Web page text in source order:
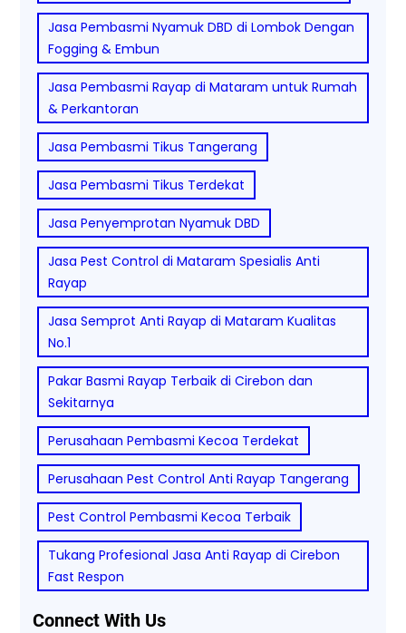
Jasa Pembasmi Nyamuk DBD di Lombok Dengan
Fogging & Embun
Jasa Pembasmi Rayap di Mataram untuk Rumah
& Perkantoran
Jasa Pembasmi Tikus Tangerang
Jasa Pembasmi Tikus Terdekat
Jasa Penyemprotan Nyamuk DBD
Jasa Pest Control di Mataram Spesialis Anti
Rayap
Jasa Semprot Anti Rayap di Mataram Kualitas
No.1
Pakar Basmi Rayap Terbaik di Cirebon dan
Sekitarnya
Perusahaan Pembasmi Kecoa Terdekat
Perusahaan Pest Control Anti Rayap Tangerang
Pest Control Pembasmi Kecoa Terbaik
Tukang Profesional Jasa Anti Rayap di Cirebon
Fast Respon
Connect With Us